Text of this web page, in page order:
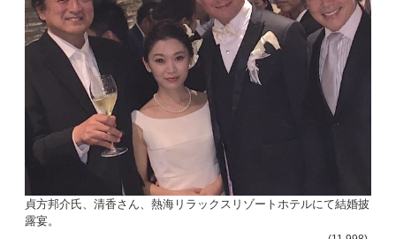
貞方邦介氏、清香さん、熱海リラックスリゾートホテルにて結婚披
露宴。